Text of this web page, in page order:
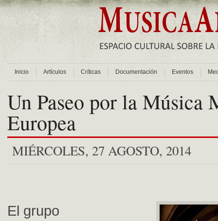
Inicio Artículos Críticas Documentación Eventos
Un Paseo por la Música
Europea
MIÉRCOLES, 27 AGOSTO, 2014
El grupo